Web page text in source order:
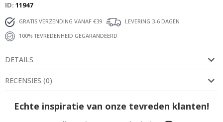
ID 11947
GRATIS VERZENDING VANAF €39
LEVERING 3-6 DAGEN
100% TEVREDENHEID GEGARANDEERD
DETAILS
RECENSIES (0)
Echte inspiratie van onze tevreden klanten!